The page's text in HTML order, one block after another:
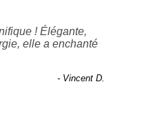
! Élégante,
elle a enchanté
- Vincent D.